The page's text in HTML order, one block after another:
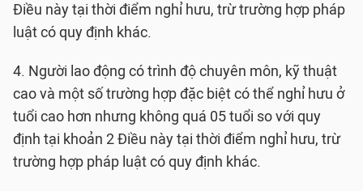
Điều này tại thời điểm nghỉ hưu, trừ trường hợp pháp
luật có quy định khác.
4. Người lao động có trình độ chuyên môn, kỹ thuật
cao và một số trường hợp đặc biệt có thể nghỉ hưu ở
tuổi cao hơn nhưng không quá 05 tuổi so với quy
định tại khoản 2 Điều này tại thời điểm nghỉ hưu, trừ
trường hợp pháp luật có quy định khác.